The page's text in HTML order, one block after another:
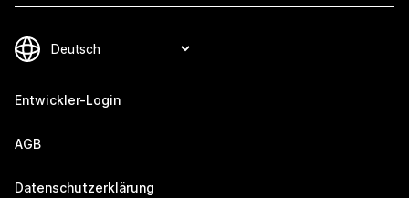
Entwickler-Login
AGB
Datenschutzerklärung